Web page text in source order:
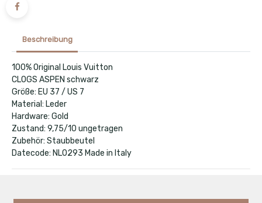
Beschreibung
100% Original Louis Vuitton
CLOGS ASPEN schwarz
Größe: EU 37 / US 7
Material: Leder
Hardware: Gold
Zustand: 9,75/10 ungetragen
Zubehör: Staubbeutel
Datecode: NL0293 Made in Italy